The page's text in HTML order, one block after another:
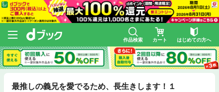
作品検索 カート はじめての方へ
最推しの義兄を愛でるため、長生きします！１